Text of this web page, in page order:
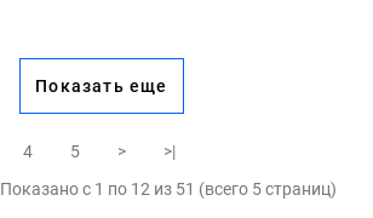
Показать еще
4 5 >
>|
Показано с 1 по 12 из 51 (всего 5 страниц)